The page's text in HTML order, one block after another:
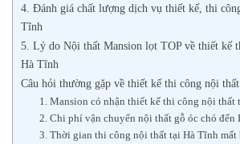
4. Đánh giá chất lượng dịch vụ thiết kế, thi
Tĩnh
5. Lý do Nội thất Mansion lọt TOP về thiết kế
Hà Tĩnh
Câu hỏi thường gặp về thiết kế thi công nội
1. Mansion có nhận thiết kế thi công nội thất
2. Chi phí vận chuyển nội thất gỗ óc chó đến
3. Thời gian thi công nội thất tại Hà Tĩnh mất